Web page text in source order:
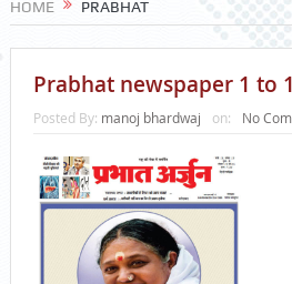
HOME PRABHAT
Prabhat newspaper 1 to
Posted By: manoj bhardwaj on: No